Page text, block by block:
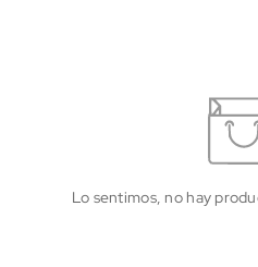
Lo sentimos, no hay